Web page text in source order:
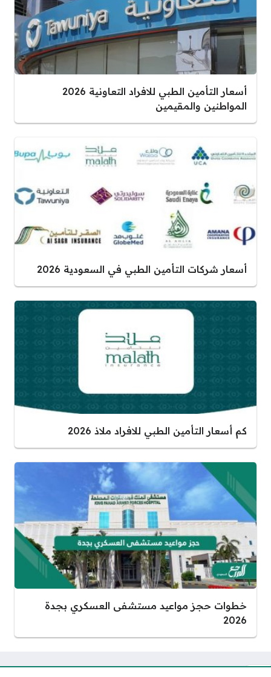
أسعار التأمين الطبي للافراد التعاونية 2026
المواطنين والمقيمين
أسعار شركات التأمين الطبي في السعودية 2026
كم أسعار التأمين الطبي للافراد ملاذ 2026
خطوات حجز مواعيد مستشفى العسكري بجدة
2026